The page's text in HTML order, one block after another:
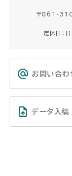
〒861-
定休日：
お問い合わ
データ入稿